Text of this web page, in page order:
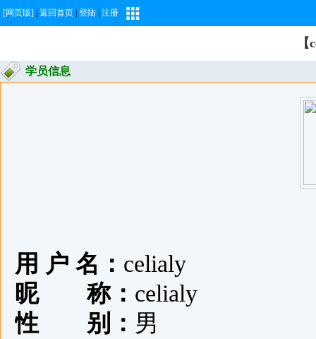
[网页版] 返回首页 登陆 注册
学员信息
用 户 名： celialy
昵 称： celialy
性 别： 男